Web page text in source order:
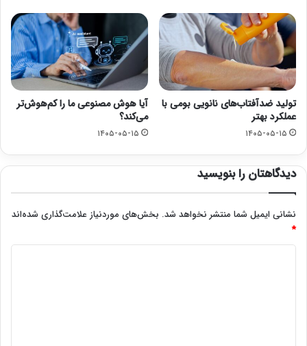
تولید ضدآفتاب‌های نانویی بومی با
عملکرد بهتر
۱۴۰۵-۰۵-۱۵
آیا هوش مصنوعی ما را کم‌هوش‌تر
می‌کند؟
۱۴۰۵-۰۵-۱۵
دیدگاهتان را بنویسید
نشانی ایمیل شما منتشر نخواهد شد. بخش‌های موردنیاز علامت‌گذاری شده‌اند
*